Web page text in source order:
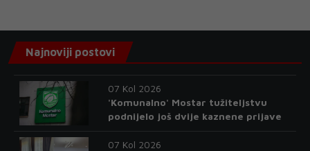
Najnoviji postovi
07 Kol 2026
'Komunalno' Mostar tužiteljstvu
podnijelo još dvije kaznene prijave
07 Kol 2026